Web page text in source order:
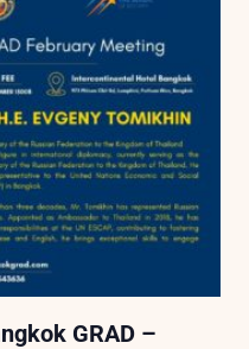
GRAD –